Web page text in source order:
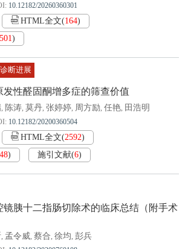
10.12182/20260360301
HTML全文(164)
501)
断进展
发性醛固酮增多症的筛查价值
, 陈涛, 莫丹, 张婷婷, 周方励, 任艳, 田浩明
10.12182/20200360504
HTML全文(2592)
) 施引文献(6)
镜胰十二指肠切除术的临床总结（附手术
, 孟令威, 蔡合, 徐均, 彭兵